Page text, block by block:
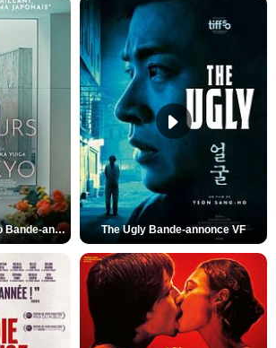
Des Fleurs pour Tokyo Bande-annonce VO STFR The Ugly Bande-annonce VF